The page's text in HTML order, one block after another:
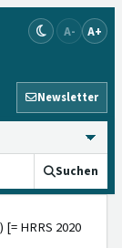
A- A+
Newsletter
Suchen
[= HRRS 2020